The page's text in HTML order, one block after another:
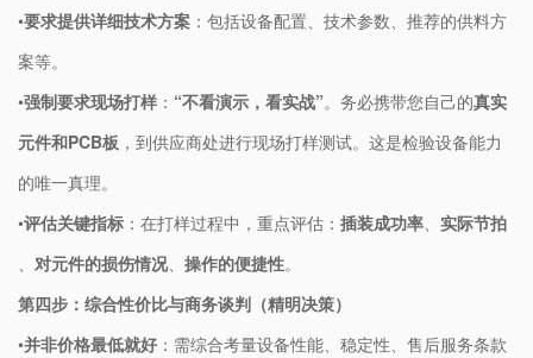
•​要求提供详细技术方案​ ​：包括设备配置、技术参数、推荐的供料方
案等。
•​强制要求现场打样​ ​：​ ​“不看演示，看实战”​​。务必携带您自己的​​真实
元件和PCB板​ ​，到供应商处进行现场打样测试。这是检验设备能力
的唯一真理。
•​评估关键指标​ ​：在打样过程中，重点评估：​ ​插装成功率​​、​ ​实际节拍​
、​ ​对元件的损伤情况​​、​ ​操作的便捷性​​。
​第四步：综合性价比与商务谈判（精明决策）​
•​并非价格最低就好​ ​：需综合考量设备性能、稳定性、售后服务条款